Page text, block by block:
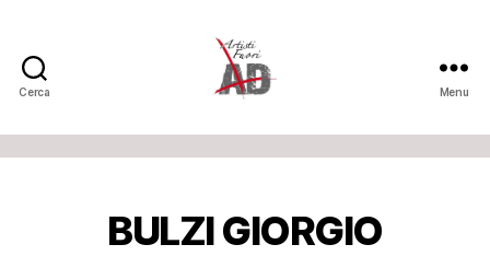
Cerca
Fuori
Menu
BULZI GIORGIO